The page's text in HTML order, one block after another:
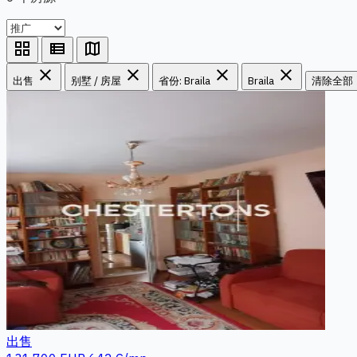
grid_view view_list map
出售 close 别墅 / 房屋 close 省份: Braila close Braila close 清除全部
出售